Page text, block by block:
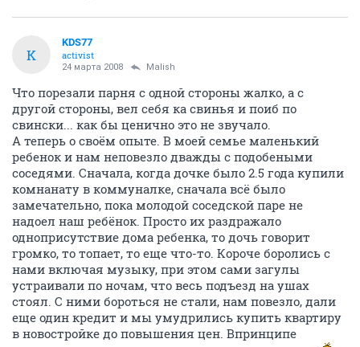
K
KDS77
activist
24 марта 2008 Malish
Что порезали парня с одной стороны жалко, а с
другой стороны, вел себя ка свинья и поиб по
свински... как бы ценично это не звучало.
А теперь о своём опыте. В моей семье маленький
ребенок и нам неповезло дважды с подобеными
соседями. Сначала, когда дочке было 2.5 года купили
комнанату в коммуналке, сначала всё было
замечательно, пока молодой соседской паре не
надоел наш ребёнок. Просто их раздражало
одноприсутствие дома ребенка, то дочь говорит
громко, то топает, то еще что-то. Короче боролись с
нами включая музыку, при этом сами загулы
устраивали по ночам, что весь подъезд на ушах
стоял. С ними бороться не стали, нам повезло, дали
еще один кредит и мы умудрились купить квартиру
в новостройке до повышения цен. Впринципе